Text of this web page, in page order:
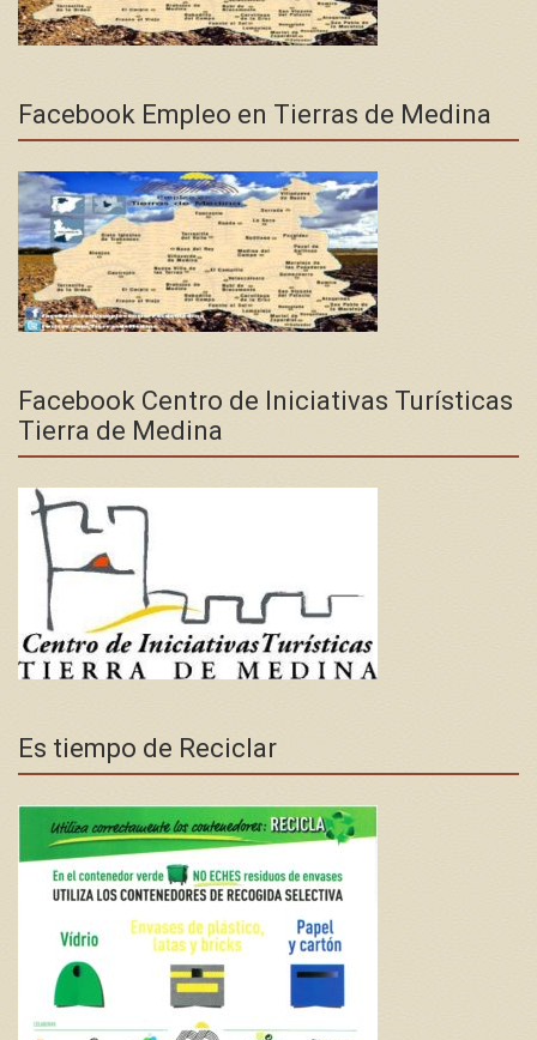
Facebook Empleo en Tierras de Medina
Facebook Centro de Iniciativas Turísticas
Tierra de Medina
Es tiempo de Reciclar